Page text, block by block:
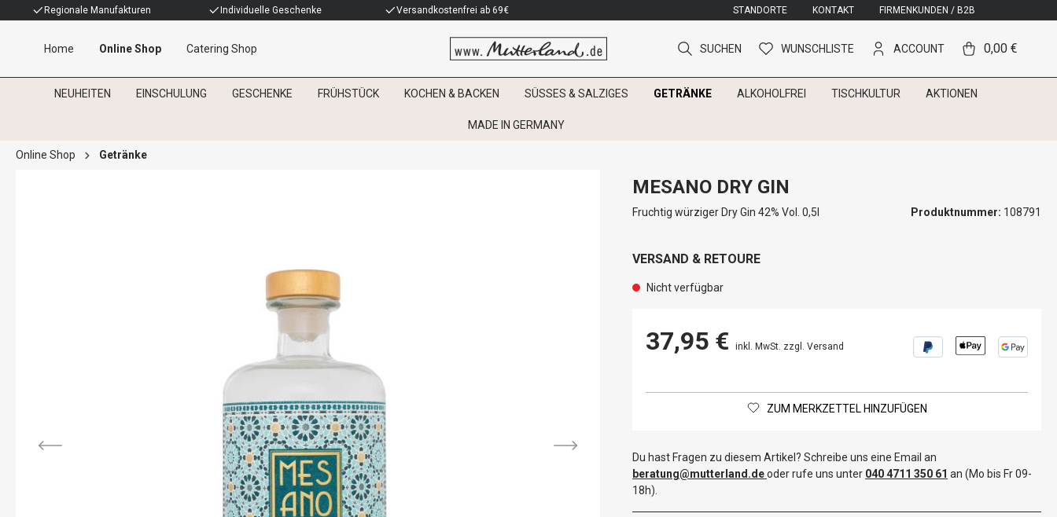
Regionale Manufakturen Individuelle Geschenke Versandkostenfrei ab 69€ STANDORTE KONTAKT FIRMENKUNDEN / B2B
Home Online Shop Catering Shop SUCHEN WUNSCHLISTE ACCOUNT 0,00 €
NEUHEITEN EINSCHULUNG GESCHENKE FRÜHSTÜCK KOCHEN & BACKEN SÜSSES & SALZIGES GETRÄNKE ALKOHOLFREI TISCHKULTUR AKTIONEN
MADE IN GERMANY
Online Shop Getränke
MESANO DRY GIN
Fruchtig würziger Dry Gin 42% Vol. 0,5l Produktnummer: 108791
VERSAND & RETOURE
Nicht verfügbar
37,95 € inkl. MwSt. zzgl. Versand
ZUM MERKZETTEL HINZUFÜGEN
Du hast Fragen zu diesem Artikel? Schreibe uns eine Email an
beratung@mutterland.deoder rufe uns unter 040 4711 350 61 an (Mo bis Fr 09-
18h).